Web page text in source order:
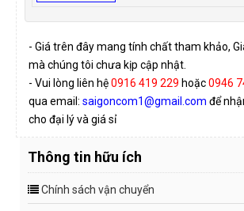
- Giá trên đây mang tính chất tham khảo,
mà chúng tôi chưa kịp cập nhật.
- Vui lòng liên hệ0916 419 229 hoặc0946
qua email: saigoncom1@gmail.com để
cho đại lý và giá sỉ
Thông tin hữu ích
Chính sách vận chuyển